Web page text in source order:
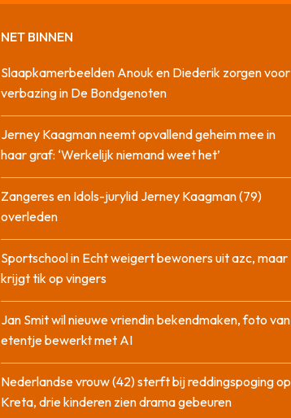
NET BINNEN
Slaapkamerbeelden Anouk en Diederik zorgen voor
verbazing in De Bondgenoten
Jerney Kaagman neemt opvallend geheim mee in
haar graf: ‘Werkelijk niemand weet het’
Zangeres en Idols-jurylid Jerney Kaagman (79)
overleden
Sportschool in Echt weigert bewoners uit azc, maar
krijgt tik op vingers
Jan Smit wil nieuwe vriendin bekendmaken, foto van
etentje bewerkt met AI
Nederlandse vrouw (42) sterft bij reddingspoging op
Kreta, drie kinderen zien drama gebeuren